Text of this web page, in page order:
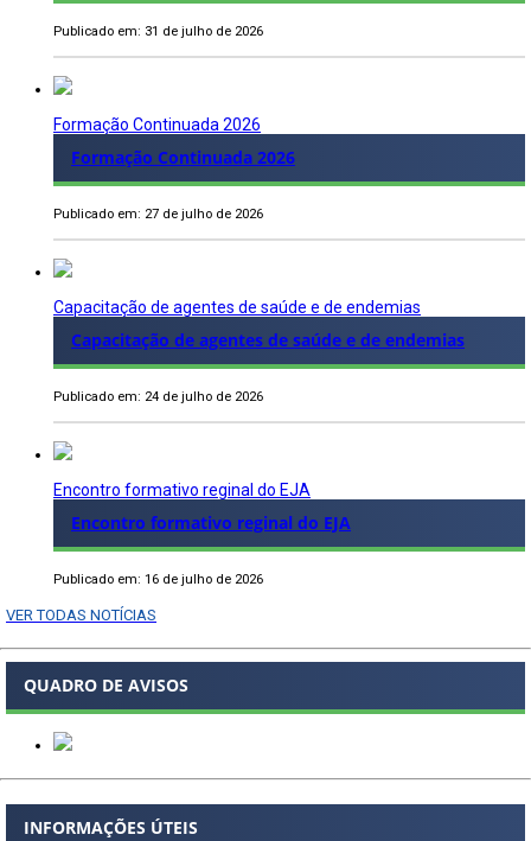
Publicado em: 31 de julho de 2026
Formação Continuada 2026
Formação Continuada 2026
Publicado em: 27 de julho de 2026
Capacitação de agentes de saúde e de endemias
Capacitação de agentes de saúde e de endemias
Publicado em: 24 de julho de 2026
Encontro formativo reginal do EJA
Encontro formativo reginal do EJA
Publicado em: 16 de julho de 2026
VER TODAS NOTÍCIAS
QUADRO DE AVISOS
INFORMAÇÕES ÚTEIS